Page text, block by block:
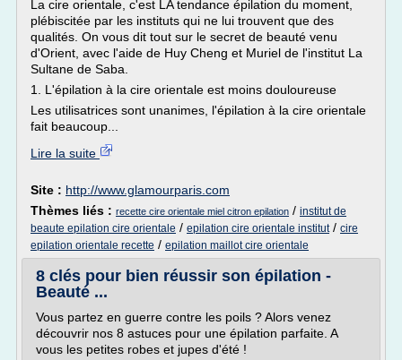
La cire orientale, c'est LA tendance épilation du moment,
plébiscitée par les instituts qui ne lui trouvent que des
qualités. On vous dit tout sur le secret de beauté venu
d'Orient, avec l'aide de Huy Cheng et Muriel de l'institut La
Sultane de Saba.
1. L'épilation à la cire orientale est moins douloureuse
Les utilisatrices sont unanimes, l'épilation à la cire orientale
fait beaucoup...
Lire la suite
Site : http://www.glamourparis.com
Thèmes liés : recette cire orientale miel citron epilation / institut de
beaute epilation cire orientale / epilation cire orientale institut/ cire
epilation orientale recette / epilation maillot cire orientale
8 clés pour bien réussir son épilation -
Beauté ...
Vous partez en guerre contre les poils ? Alors venez
découvrir nos 8 astuces pour une épilation parfaite. A
vous les petites robes et jupes d'été !